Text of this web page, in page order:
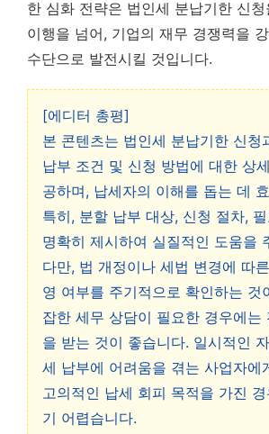
한 심화 전략은 법인세 분납기한 신
이행을 넘어, 기업의 재무 경쟁력을
수단으로 발전시킬 것입니다.
[에디터 총평]
본 콘텐츠는 법인세 분납기한 신청
납부 조건 및 신청 방법에 대한 상
공하며, 납세자의 이해를 돕는 데
특히, 분할 납부 대상, 신청 절차,
명확히 제시하여 실질적인 도움을
다만, 법 개정이나 세법 변경에 따
영 여부를 주기적으로 확인하는 것
잡한 세무 상담이 필요한 경우에는
을 받는 것이 좋습니다. 일시적인
세 납부에 어려움을 겪는 사업자에
고의적인 납세 회피 목적을 가진
기 어렵습니다.